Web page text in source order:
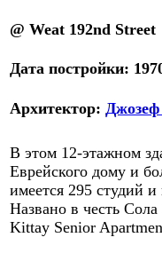
@ Weat 192nd Street
Дата постройки: 19
Архитектор:
В этом 12-этажном
Еврейского дому и
имеется 295 студий
Названо в честь
Kittay Senior